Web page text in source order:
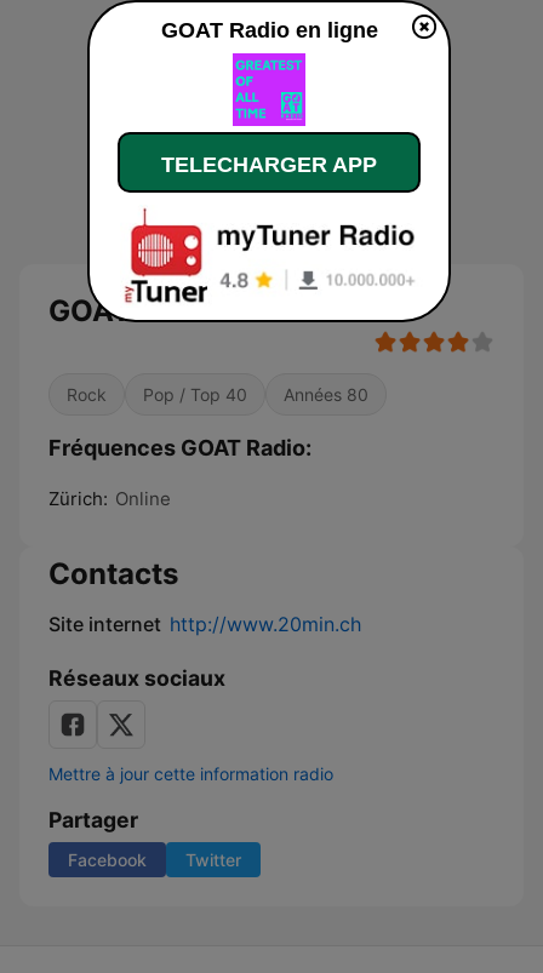
GOAT Radio
Rock Pop / Top 40 Années 80
Fréquences GOAT Radio:
Zürich: Online
Contacts
Site internet http://www.20min.ch
Réseaux sociaux
Mettre à jour cette information radio
Partager
Facebook Twitter
GOAT Radio en ligne
TELECHARGER APP